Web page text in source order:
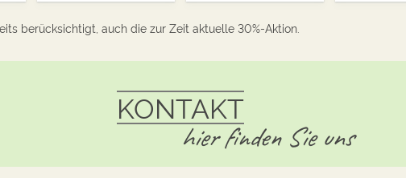
berücksichtigt, auch die zur Zeit aktuelle 30%-Aktion.
KONTAKT
hier finden Sie uns